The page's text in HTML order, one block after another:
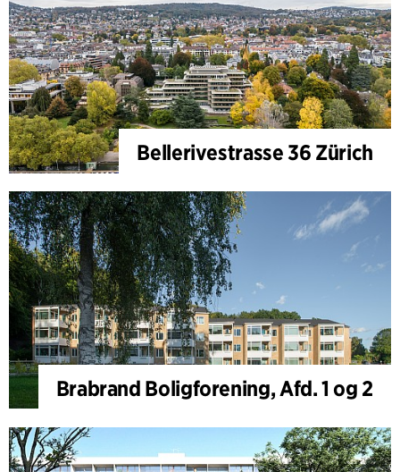
Bellerivestrasse 36 Zürich
Brabrand Boligforening, Afd. 1 og 2